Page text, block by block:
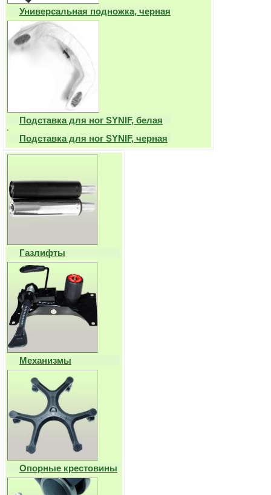
Универсальная подножка, черная
Подставка для ног SYNIF, белая
Подставка для ног SYNIF, черная
Газлифты
Механизмы
Опорные крестовины